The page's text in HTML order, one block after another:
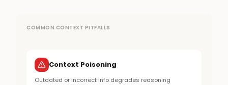
COMMON CONTEXT PITFALLS
Context Poisoning
Outdated or incorrect info degrades reasoning